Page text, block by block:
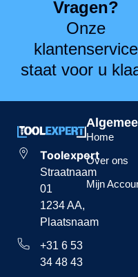
Rhodius - Made in
Slijpschijf
Op voorraad